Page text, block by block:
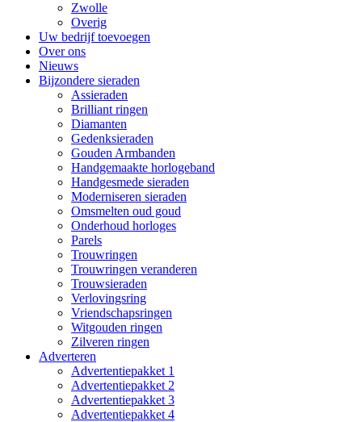
Zwolle
Overig
Uw bedrijf toevoegen
Over ons
Nieuws
Bijzondere sieraden
Assieraden
Brilliant ringen
Diamanten
Gedenksieraden
Gouden Armbanden
Handgemaakte horlogeband
Handgesmede sieraden
Moderniseren sieraden
Omsmelten oud goud
Onderhoud horloges
Parels
Trouwringen
Trouwringen veranderen
Trouwsieraden
Verlovingsring
Vriendschapsringen
Witgouden ringen
Zilveren ringen
Adverteren
Advertentiepakket 1
Advertentiepakket 2
Advertentiepakket 3
Advertentiepakket 4